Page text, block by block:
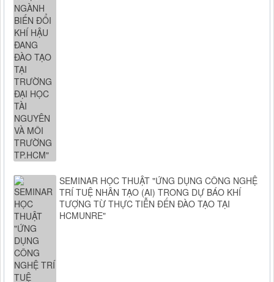
SEMINAR HỌC THUẬT "ỨNG DỤNG CÔNG NGHỆ
TRÍ TUỆ NHÂN TẠO (AI) TRONG DỰ BÁO KHÍ
TƯỢNG TỪ THỰC TIỄN ĐẾN ĐÀO TẠO TẠI
HCMUNRE"